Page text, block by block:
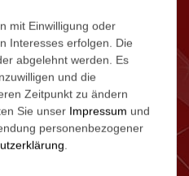
und getrennt
Anschluss
statt aussen
<0,1W im Standby-
Betrieb
mit Einwilligung oder
Interesses erfolgen. Die
abgelehnt werden. Es
und die
Zeitpunkt zu ändern
Sie unser Impressum und
personenbezogener
.